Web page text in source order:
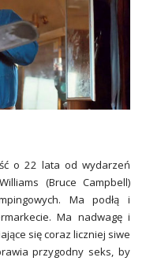
o 22 lata od wydarzeń
(Bruce Campbell)
Ma podłą i
Ma nadwagę i
się coraz liczniej siwe
przygodny seks, by